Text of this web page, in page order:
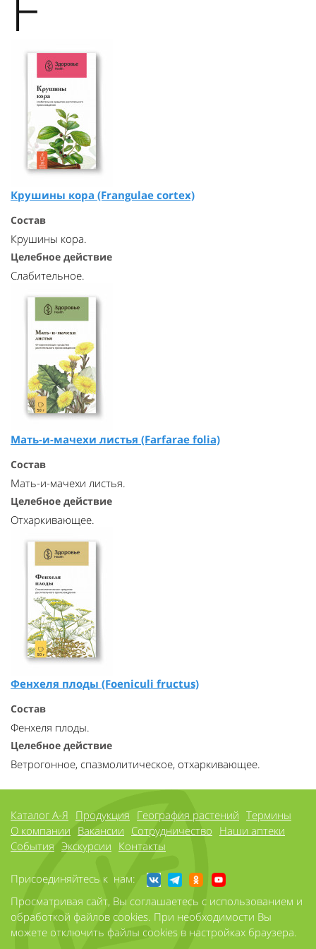
Крушины кора (Frangulae cortex)
Состав
Крушины кора.
Целебное действие
Слабительное.
Мать-и-мачехи листья (Farfarae folia)
Состав
Мать-и-мачехи листья.
Целебное действие
Отхаркивающее.
Фенхеля плоды (Foeniculi fructus)
Состав
Фенхеля плоды.
Целебное действие
Ветрогонное, спазмолитическое, отхаркивающее.
Каталог А-Я Продукция География растений Термины
О компании Вакансии Сотрудничество Наши аптеки
События Экскурсии Контакты
Присоединяйтесь к нам:
Просматривая сайт, Вы соглашаетесь с использованием и
обработкой файлов cookies. При необходимости Вы
можете отключить файлы cookies в настройках браузера.